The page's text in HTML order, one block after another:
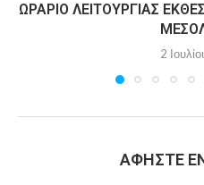
ΩΡΆΡΙΟ ΛΕΙΤΟΥΡΓΊΑΣ
2
ΑΦΉΣΤΕ